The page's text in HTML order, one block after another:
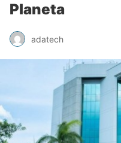
Planeta
adatech